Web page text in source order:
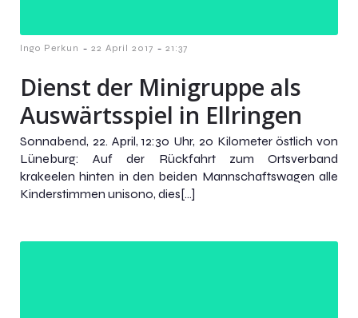
Ingo Perkun - 22 April 2017 - 21:37
Dienst der Minigruppe als
Auswärtsspiel in Ellringen
Sonnabend, 22. April, 12:30 Uhr, 20 Kilometer östlich von
Lüneburg: Auf der Rückfahrt zum Ortsverband
krakeelen hinten in den beiden Mannschaftswagen alle
Kinderstimmen unisono, dies[…]